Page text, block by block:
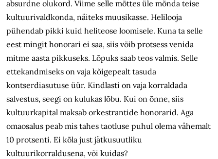
absurdne olukord. Viime selle mõttes üle mõnda teise
kultuurivaldkonda, näiteks muusikasse. Helilooja
pühendab pikki kuid heliteose loomisele. Kuna ta selle
eest mingit honorari ei saa, siis võib protsess venida
mitme aasta pikkuseks. Lõpuks saab teos valmis. Selle
ettekandmiseks on vaja kõigepealt tasuda
kontserdiasutuse üür. Kindlasti on vaja korraldada
salvestus, seegi on kulukas lõbu. Kui on õnne, siis
kultuurkapital maksab orkestrantide honorarid. Aga
omaosalus peab mis tahes taotluse puhul olema vähemalt
10 protsenti. Ei kõla just jätkusuutliku
kultuurikorraldusena, või kuidas?